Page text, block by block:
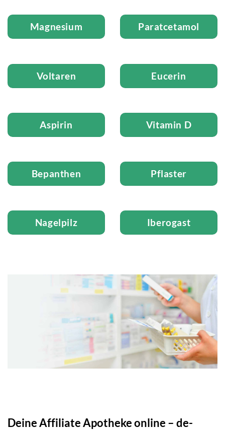
Magnesium Paratcetamol
Voltaren Eucerin
Aspirin Vitamin D
Bepanthen Pflaster
Nagelpilz Iberogast
Deine Affiliate Apotheke online – de-